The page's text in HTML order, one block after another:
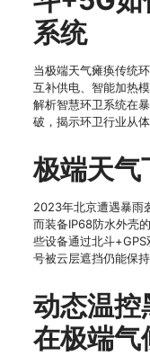
系统
当极端天气瘫痪传统
互补供电、智能加热
解析智慧环卫系统在
破，揭示环卫行业从
极端天气
2023年北京遭遇暴雨
而装备IP68防水外壳
些设备通过北斗
号被云层遮挡仍能保持
动态温控
在极端气